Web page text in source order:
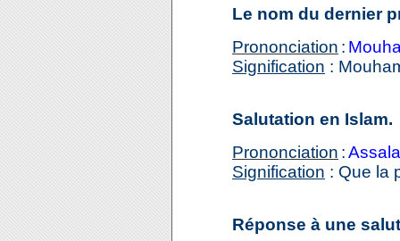
Le nom du dernier
Prononciation :
Signification :
Salutation en Islam.
Prononciation :
Signification : Que la
Réponse à une